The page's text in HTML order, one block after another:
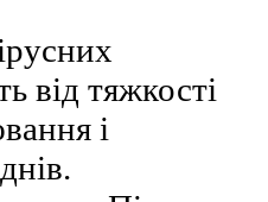
від тяжкості
і